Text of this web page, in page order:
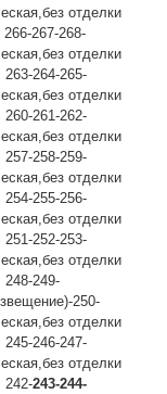
отделки
267-268-
отделки
264-265-
отделки
261-262-
отделки
258-259-
отделки
255-256-
отделки
252-253-
отделки
249-
250-
отделки
246-247-
отделки
243-244-